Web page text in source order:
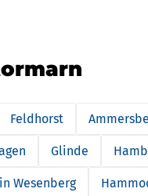
Feldhorst
Glinde
Wesenberg